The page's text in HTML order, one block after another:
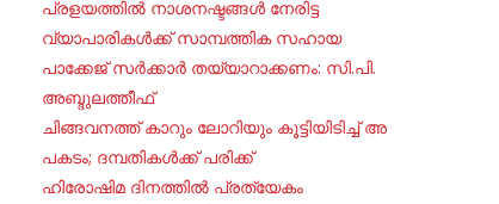
പ്രളയത്തിൽ നാശനഷ്ടങ്ങൾ നേരിട്ട
വ്യാപാരികൾക്ക് സാമ്പത്തിക സഹായ
പാക്കേജ് സർക്കാർ തയ്യാറാക്കണം: സി.പി.
അബ്ദുലത്തീഫ്
ചി​ങ്ങ​വ​ന​ത്ത് കാ​റും ലോ​റി​യും കൂ​ട്ടി​യി​ടി​ച്ച് അ​
പ​ക​ടം; ദ​മ്പ​തി​ക​ൾ​ക്ക് പ​രി​ക്ക്
ഹിരോഷിമ ദിനത്തിൽ പ്രത്യേകം